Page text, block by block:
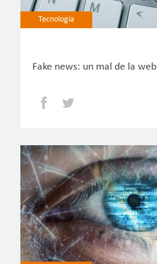
Tecnología
Fake news: un mal de la web
Facebook